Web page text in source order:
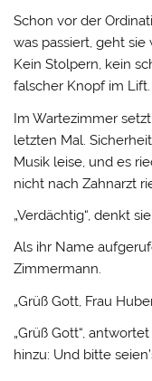
Schon vor der
was passiert, geht sie
Kein Stolpern, kein
falscher Knopf im Lift.
Im Wartezimmer
letzten Mal.
Musik leise, und es
nicht nach Zahnarzt
„Verdächtig“, denkt sie.
Als ihr Name
Zimmermann.
„Grüß Gott, Frau
„Grüß Gott“,
hinzu: Und bitte